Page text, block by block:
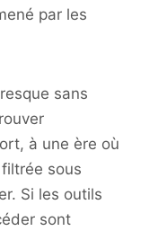
par les
sans
à une ère où
sous
Si les outils
sont